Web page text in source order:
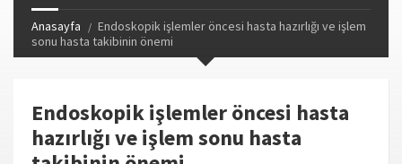
Anasayfa
Endoskopik işlemler öncesi hasta hazırlığı ve işlem
sonu hasta takibinin önemi
Endoskopik işlemler öncesi hasta
hazırlığı ve işlem sonu hasta